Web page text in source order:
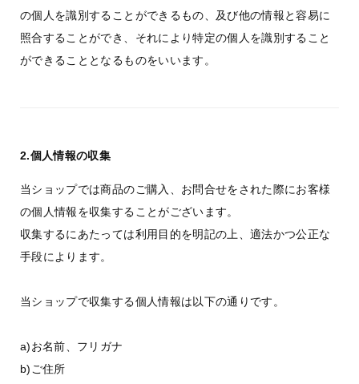
の個人を識別することができるもの、及び他の情報と容易に
照合することができ、それにより特定の個人を識別すること
ができることとなるものをいいます。
2.個人情報の収集
当ショップでは商品のご購入、お問合せをされた際にお客様
の個人情報を収集することがございます。
収集するにあたっては利用目的を明記の上、適法かつ公正な
手段によります。
当ショップで収集する個人情報は以下の通りです。
a)お名前、フリガナ
b)ご住所